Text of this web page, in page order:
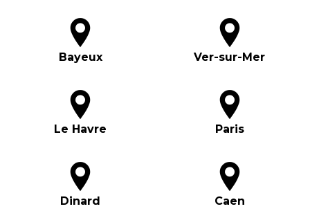
Bayeux Ver-sur-Mer
Le Havre Paris
Dinard Caen